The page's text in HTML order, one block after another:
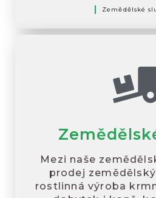
Zemědělské
Mezi naše
prodej
rostlinná výroba